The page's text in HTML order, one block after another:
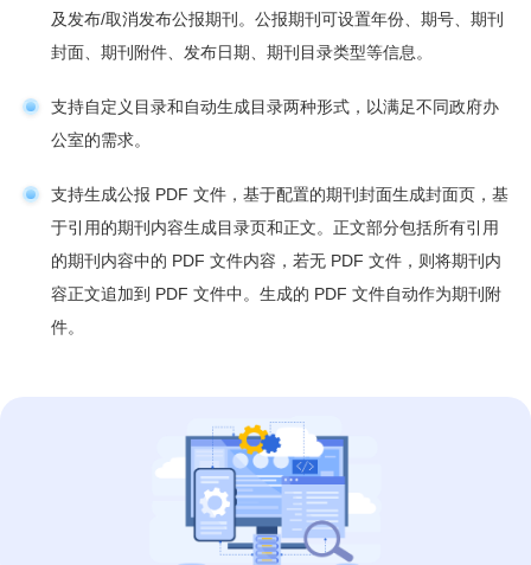
及发布/取消发布公报期刊。公报期刊可设置年份、期号、期刊
封面、期刊附件、发布日期、期刊目录类型等信息。
支持自定义目录和自动生成目录两种形式，以满足不同政府办
公室的需求。
支持生成公报 PDF 文件，基于配置的期刊封面生成封面页，基
于引用的期刊内容生成目录页和正文。正文部分包括所有引用
的期刊内容中的 PDF 文件内容，若无 PDF 文件，则将期刊内
容正文追加到 PDF 文件中。生成的 PDF 文件自动作为期刊附
件。